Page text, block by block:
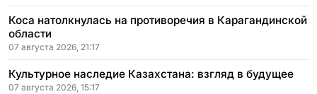
Коса натолкнулась на противоречия в Карагандинской
области
07 августа 2026, 21:17
Культурное наследие Казахстана: взгляд в будущее
07 августа 2026, 15:17